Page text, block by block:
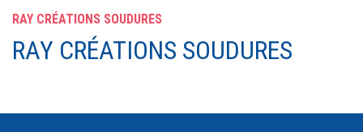
RAY CRÉATIONS SOUDURES
RAY CRÉATIONS SOUDURES